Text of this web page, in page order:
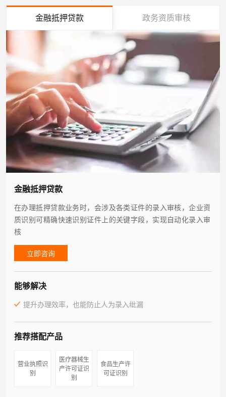
金融抵押贷款 政务资质审核
金融抵押贷款
在办理抵押贷款业务时，会涉及各类证件的录入审核，企业资
质识别可精确快速识别证件上的关键字段，实现自动化录入审
核
立即咨询
能够解决
提升办理效率，也能防止人为录入纰漏
推荐搭配产品
营业执照识
别
医疗器械生
产许可证识
别
食品生产许
可证识别